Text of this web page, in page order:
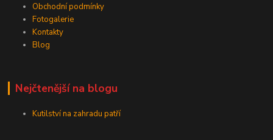
Obchodní podmínky
Fotogalerie
Kontakty
Blog
Nejčtenější na blogu
Kutilství na zahradu patří